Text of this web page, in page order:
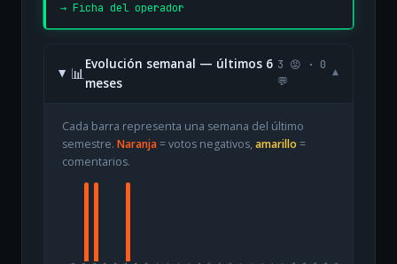
→ Ficha del operador
📊
Evolución semanal — últimos 6
meses
3 😡 · 0
💬
▾
Cada barra representa una semana del último
semestre. Naranja= votos negativos, amarillo =
comentarios.